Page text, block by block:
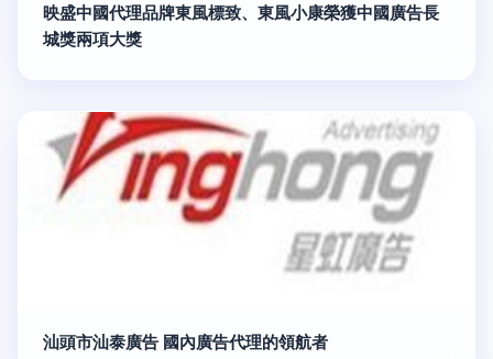
映盛中國代理品牌東風標致、東風小康榮獲中國廣告長
城獎兩項大獎
汕頭市汕泰廣告 國內廣告代理的領航者